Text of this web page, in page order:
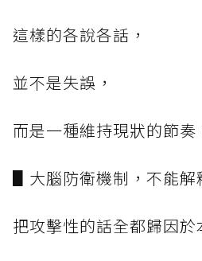
這樣的各說各話，
並不是失誤，
而是一種維持現狀的節奏
▋大腦防衛機制，不能解
把攻擊性的話全都歸因於